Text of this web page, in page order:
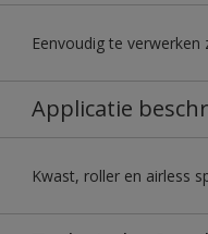
Eenvoudig te
Applicatie
Kwast, roller en airless